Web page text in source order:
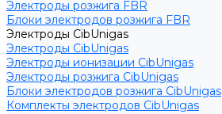
Электроды розжига FBR
Блоки электродов розжига FBR
Электроды CibUnigas
Электроды CibUnigas
Электроды ионизации CibUnigas
Электроды розжига CibUnigas
Блоки электродов розжига CibUnigas
Комплекты электродов CibUnigas